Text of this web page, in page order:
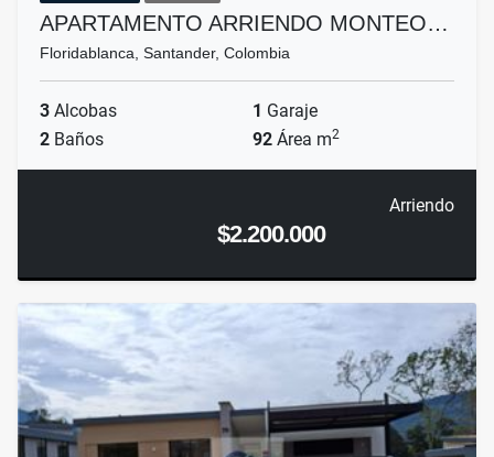
APARTAMENTO ARRIENDO MONTEO…
Floridablanca, Santander, Colombia
3 Alcobas 1 Garaje
2 Baños 92 Área m2
Arriendo
$2.200.000